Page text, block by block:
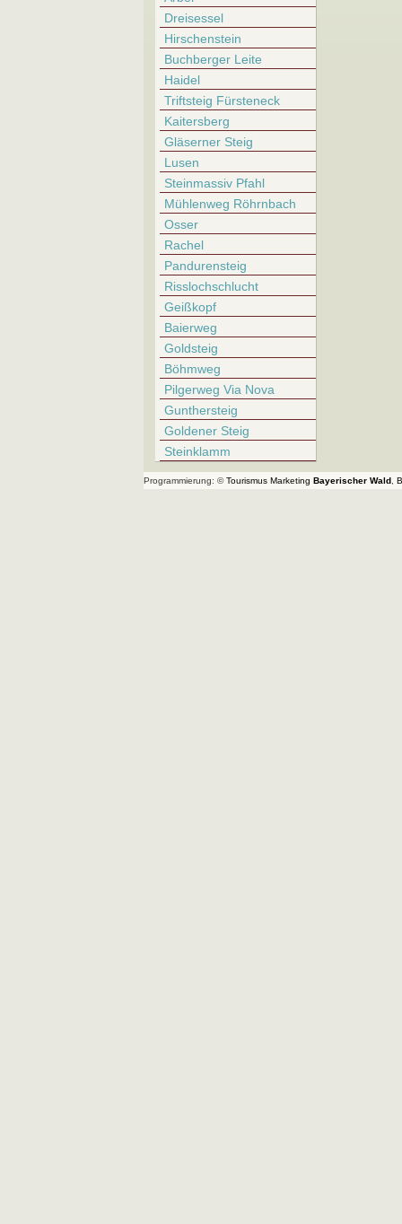
Dreisessel
Hirschenstein
Buchberger Leite
Haidel
Triftsteig Fürsteneck
Kaitersberg
Gläserner Steig
Lusen
Steinmassiv Pfahl
Mühlenweg Röhrnbach
Osser
Rachel
Pandurensteig
Risslochschlucht
Geißkopf
Baierweg
Goldsteig
Böhmweg
Pilgerweg Via Nova
Gunthersteig
Goldener Steig
Steinklamm
Programmierung: ©Tourismus Marketing Bayerischer Wald